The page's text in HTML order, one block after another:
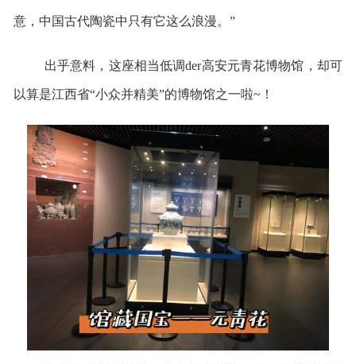
意，中国古代陶瓷中只有它这么浪漫。”
出乎意料，这座相当低调der高安元青花博物馆，却可
以算是江西省“小众并精美”的博物馆之一啦~！